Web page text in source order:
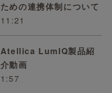
ための連携体制について
11:21
Atellica LumIQ製品紹
介動画
1:57